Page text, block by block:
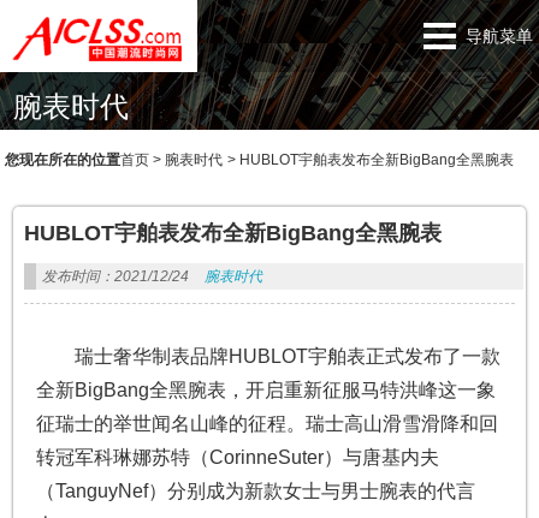
导航菜单
腕表时代
您现在所在的位置首页 > 腕表时代 > HUBLOT宇舶表发布全新BigBang全黑腕表
HUBLOT宇舶表发布全新BigBang全黑腕表
发布时间：2021/12/24 腕表时代
瑞士奢华制表品牌HUBLOT宇舶表正式发布了一款
全新BigBang全黑腕表，开启重新征服马特洪峰这一象
征瑞士的举世闻名山峰的征程。瑞士高山滑雪滑降和回
转冠军科琳娜苏特（CorinneSuter）与唐基内夫
（TanguyNef）分别成为新款女士与男士腕表的代言